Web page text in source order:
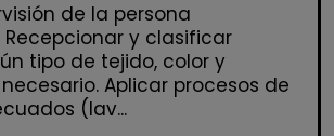
de la persona
Recepcionar y clasificar
tipo de tejido, color y
Aplicar procesos de
(lav...